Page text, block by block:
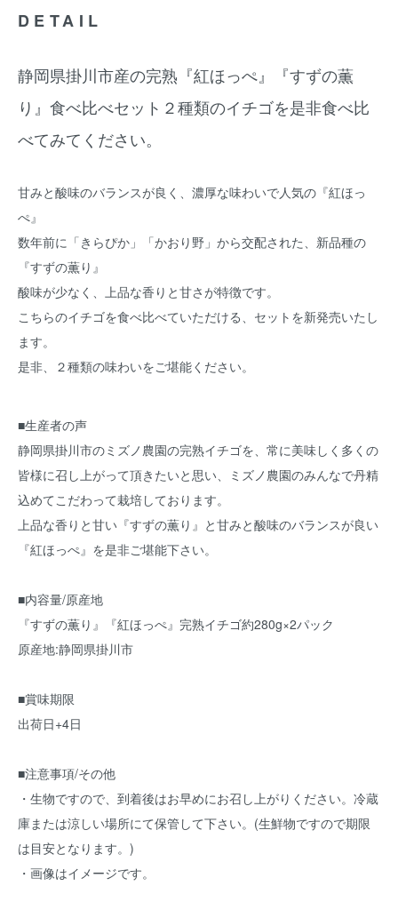
DETAIL
静岡県掛川市産の完熟『紅ほっぺ』『すずの薫
り』食べ比べセット２種類のイチゴを是非食べ比
べてみてください。
甘みと酸味のバランスが良く、濃厚な味わいで人気の『紅ほっ
ぺ』
数年前に「きらぴか」「かおり野」から交配された、新品種の
『すずの薫り』
酸味が少なく、上品な香りと甘さが特徴です。
こちらのイチゴを食べ比べていただける、セットを新発売いたし
ます。
是非、２種類の味わいをご堪能ください。
■生産者の声
静岡県掛川市のミズノ農園の完熟イチゴを、常に美味しく多くの
皆様に召し上がって頂きたいと思い、ミズノ農園のみんなで丹精
込めてこだわって栽培しております。
上品な香りと甘い『すずの薫り』と甘みと酸味のバランスが良い
『紅ほっぺ』を是非ご堪能下さい。
■内容量/原産地
『すずの薫り』『紅ほっぺ』完熟イチゴ約280g×2パック
原産地:静岡県掛川市
■賞味期限
出荷日+4日
■注意事項/その他
・生物ですので、到着後はお早めにお召し上がりください。冷蔵
庫または涼しい場所にて保管して下さい。(生鮮物ですので期限
は目安となります。)
・画像はイメージです。